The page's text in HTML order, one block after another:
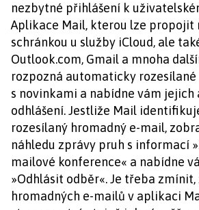
nezbytné přihlášení k
Aplikace Mail, kterou lze propojit
schránkou u služby iCloud, ale
Outlook.com, Gmail a mnoha
rozpozná automaticky
s novinkami a nabídne vám
odhlášení. Jestliže Mail
rozesílaný hromadný e-mail,
náhledu zprávy pruh s informací
mailové konference« a nabídne
»Odhlásit odběr«. Je třeba
hromadných e-mailů v aplikaci